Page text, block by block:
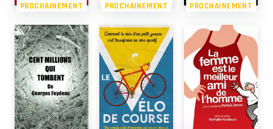
PROCHAINEMENT PROCHAINEMENT PROCHAINEMENT